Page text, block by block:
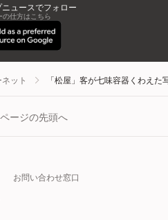
ュースでフォロー
の仕方はこちら
ット 「松屋」客が七味容器くわえ
ージの先頭へ
お問い合わせ窓口